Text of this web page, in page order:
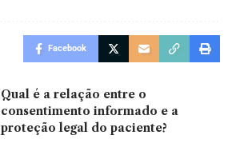
Facebook
Qual é a relação entre o
consentimento informado e a
proteção legal do paciente?